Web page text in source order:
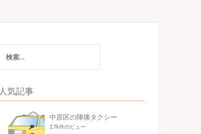
索:
人気記事
中原区の陣痛タクシー
2.7k件のビュー